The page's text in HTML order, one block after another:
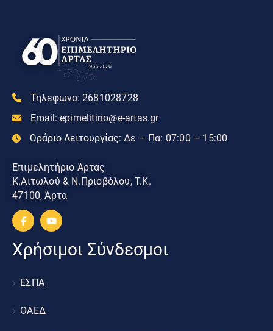
Τηλεφωνο: 2681028728
Email: epimelitirio@e-artas.gr
Ωράριο Λειτουργίας: Δε – Πα: 07:00 – 15:00
Επιμελητήριο Άρτας
Κ.Αιτωλού & Ν.Πριοβόλου, Τ.Κ.
47100, Άρτα
Χρήσιμοι Σύνδεσμοι
ΕΣΠΑ
ΟΑΕΔ